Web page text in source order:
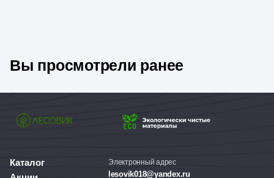
Вы просмотрели ранее
Каталог
Электронный адрес
lesovik018@yandex.ru